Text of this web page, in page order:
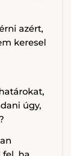
azért,
keresel
úgy,